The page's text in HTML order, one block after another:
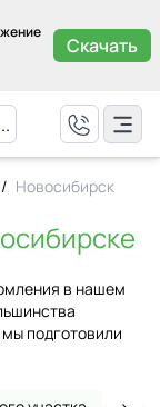
Скачать
/ Новосибирск
в нашем
подготовили